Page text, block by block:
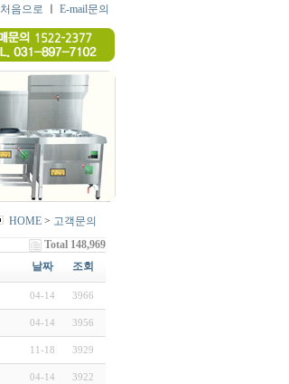
처음으로 E-mail문의
HOME> 고객문의
Total 148,969
날짜 조회
04-14 3966
04-14 3956
11-18 3929
04-14 3922